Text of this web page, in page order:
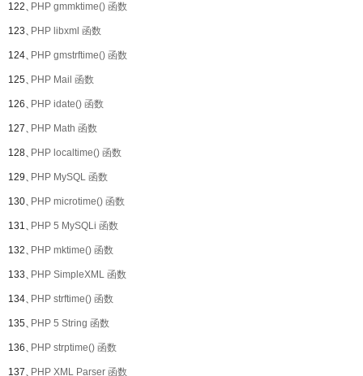
122、PHP gmmktime() 函数
123、PHP libxml 函数
124、PHP gmstrftime() 函数
125、PHP Mail 函数
126、PHP idate() 函数
127、PHP Math 函数
128、PHP localtime() 函数
129、PHP MySQL 函数
130、PHP microtime() 函数
131、PHP 5 MySQLi 函数
132、PHP mktime() 函数
133、PHP SimpleXML 函数
134、PHP strftime() 函数
135、PHP 5 String 函数
136、PHP strptime() 函数
137、PHP XML Parser 函数